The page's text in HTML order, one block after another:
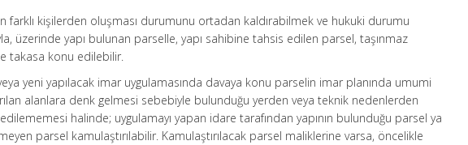
farklı kişilerden oluşması durumunu ortadan kaldırabilmek ve hukuki durumu
üzerinde yapı bulunan parselle, yapı sahibine tahsis edilen parsel, taşınmaz
takasa konu edilebilir.
yeni yapılacak imar uygulamasında davaya konu parselin imar planında umumi
alanlara denk gelmesi sebebiyle bulunduğu yerden veya teknik nedenlerden
edilememesi halinde; uygulamayı yapan idare tarafından yapının bulunduğu parsel ya
parsel kamulaştırılabilir. Kamulaştırılacak parsel maliklerine varsa, öncelikle